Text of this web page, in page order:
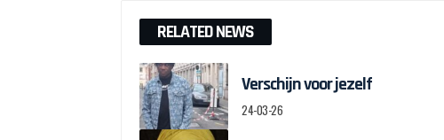
RELATED NEWS
Verschijn voor jezelf
24-03-26